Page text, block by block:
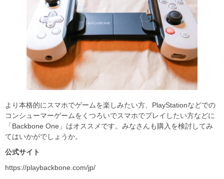
より本格的にスマホでゲームを楽しみたい方、PlayStationなどでの
コンシューマーゲームをくつろいでスマホでプレイしたい方などに
「Backbone One」はオススメです。みなさんも購入を検討してみ
てはいかがでしょうか。
公式サイト
https://playbackbone.com/jp/